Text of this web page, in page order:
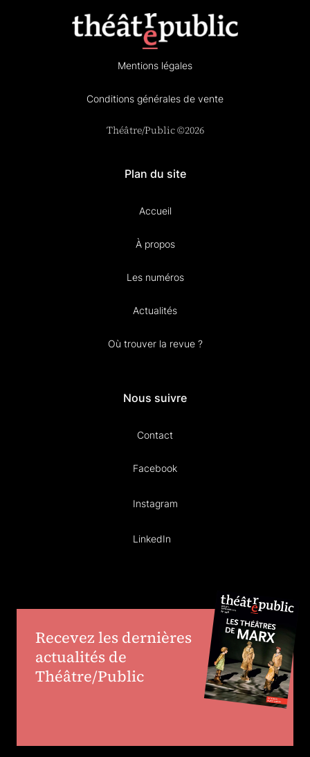
Mentions légales
Conditions générales de vente
Théâtre/Public ©2026
Plan du site
Accueil
À propos
Les numéros
Actualités
Où trouver la revue ?
Nous suivre
Contact
Facebook
Instagram
LinkedIn
Recevez les dernières
actualités de
Théâtre/Public